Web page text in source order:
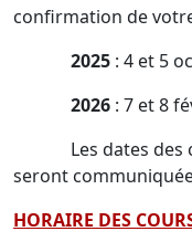
confirmation de
2025 : 4 et 5
2026 : 7 et 8
Les dates des
seront
HORAIRE DES